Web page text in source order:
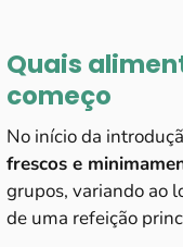
Quais
começo
No início da
frescos e
grupos, variando ao
de uma refeição